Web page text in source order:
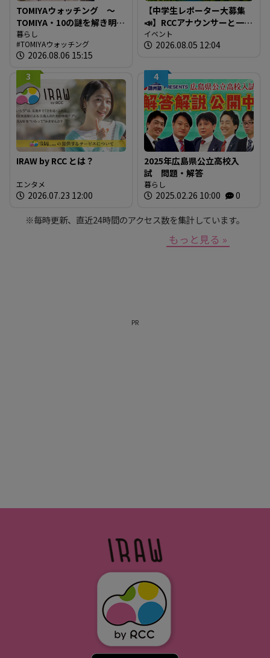
TOMIYAウォッチング ～
TOMIYA・10の謎を解き明か
す～ 謎03 「なぜTOMIYAは
約1世紀も宝飾・時計業界で
生き抜いてこられたの
か？」
暮らし
TOMIYAウォッチング
2026.08.06 15:15
【中学生レポーター大募集
📣】RCCアナウンサーと一緒
に「広島の食」の現場を取
材しよう！
イベント
2026.08.05 12:04
3
IRAW by RCC とは？
エンタメ
2026.07.23 12:00
4
2025年広島県公立高校入
試 問題・解答
暮らし
2025.02.26 10:00 0
※毎時更新、直近24時間のアクセス数を集計しています。
もっと見る »
PR